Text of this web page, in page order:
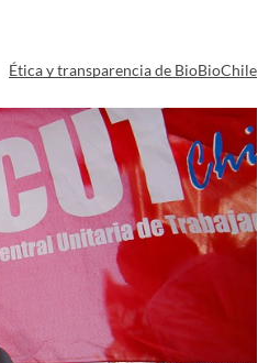
Ética y transparencia de BioBioChile